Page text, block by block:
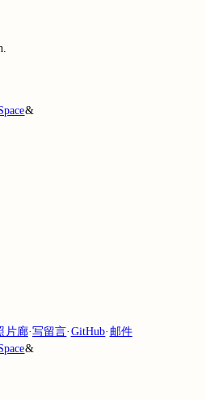
&
片廊·写留言· GitHub· 邮件
&